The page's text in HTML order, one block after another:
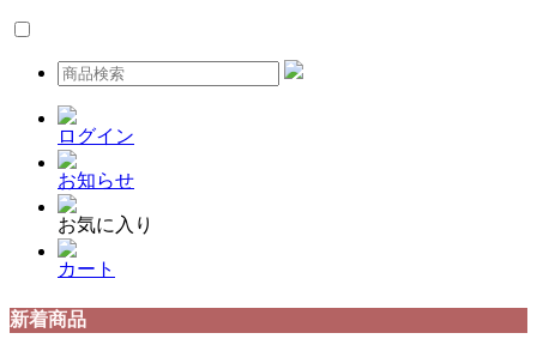
ログイン
お知らせ
お気に入り
カート
新着商品